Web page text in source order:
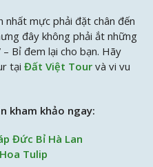
nhất mực phải đặt chân đến
đây không phải ắt những
– Bỉ đem lại cho bạn. Hãy
tại Đất Việt Tour và vi vu
kham khảo ngay:
Đức Bỉ Hà Lan
Tulip